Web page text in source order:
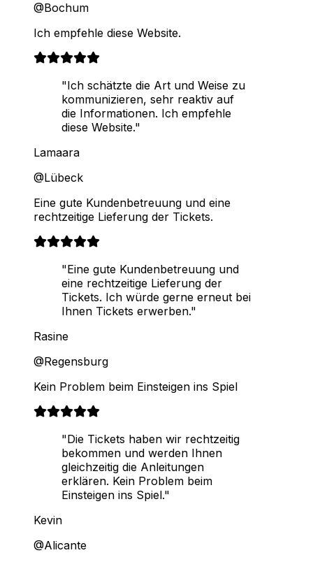
@Bochum
Ich empfehle diese Website.
"Ich schätzte die Art und Weise zu
kommunizieren, sehr reaktiv auf
die Informationen. Ich empfehle
diese Website."
Lamaara
@Lübeck
Eine gute Kundenbetreuung und eine
rechtzeitige Lieferung der Tickets.
"Eine gute Kundenbetreuung und
eine rechtzeitige Lieferung der
Tickets. Ich würde gerne erneut bei
Ihnen Tickets erwerben."
Rasine
@Regensburg
Kein Problem beim Einsteigen ins Spiel
"Die Tickets haben wir rechtzeitig
bekommen und werden Ihnen
gleichzeitig die Anleitungen
erklären. Kein Problem beim
Einsteigen ins Spiel."
Kevin
@Alicante